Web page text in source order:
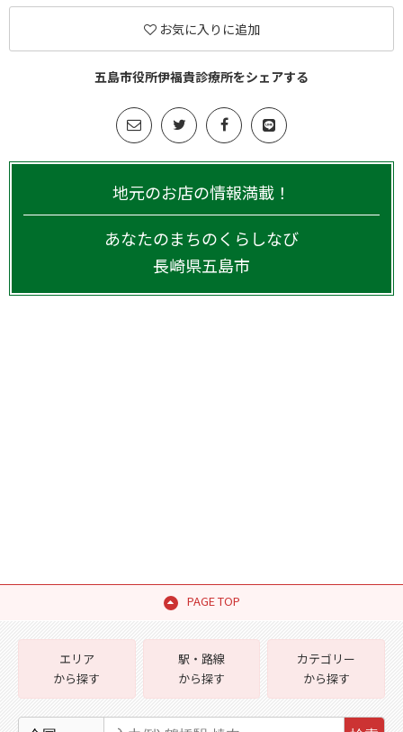
お気に入りに追加
五島市役所伊福貴診療所をシェアする
地元のお店の情報満載！
あなたのまちのくらしなび
長崎県五島市
PAGE TOP
エリア
から探す
駅・路線
から探す
カテゴリー
から探す